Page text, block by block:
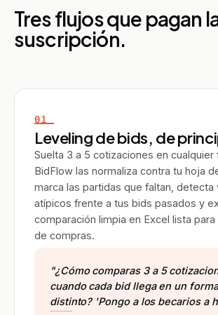
Tres flujos que pagan
suscripción.
01
Leveling de bids, de
Suelta 3 a 5 cotizaciones en cualquier
BidFlow las normaliza contra tu hoja
marca las partidas que faltan, detecta
atípicos frente a tus bids pasados y
comparación limpia en Excel lista para
de compras.
"¿Cómo comparas 3 a 5
cuando cada bid llega en un
distinto? 'Pongo a los becarios a